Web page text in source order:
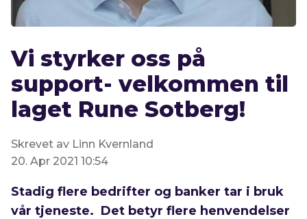
Vi styrker oss på
support- velkommen til
laget Rune Sotberg!
Skrevet av Linn Kvernland
20. Apr 2021 10:54
Stadig flere bedrifter og banker tar i bruk
vår tjeneste. Det betyr flere henvendelser